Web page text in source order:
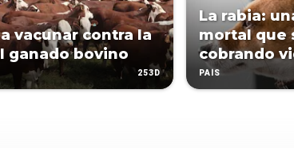
vacunar contra la
ganado bovino
253D
La rabia:
mortal que
cobrando
PAÍS